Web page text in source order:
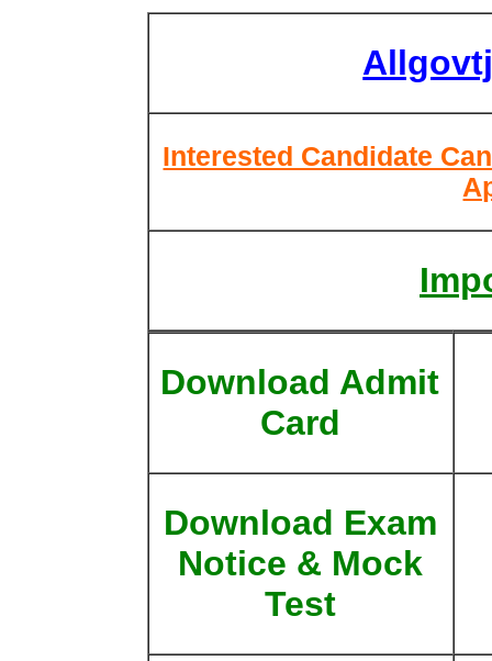
Interested Candidate
Download Admit
Card
Download Exam
Notice & Mock
Test